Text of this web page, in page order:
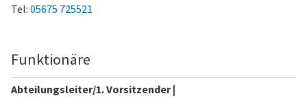
Tel: 05675 725521
Funktionäre
Abteilungsleiter/1. Vorsitzender |